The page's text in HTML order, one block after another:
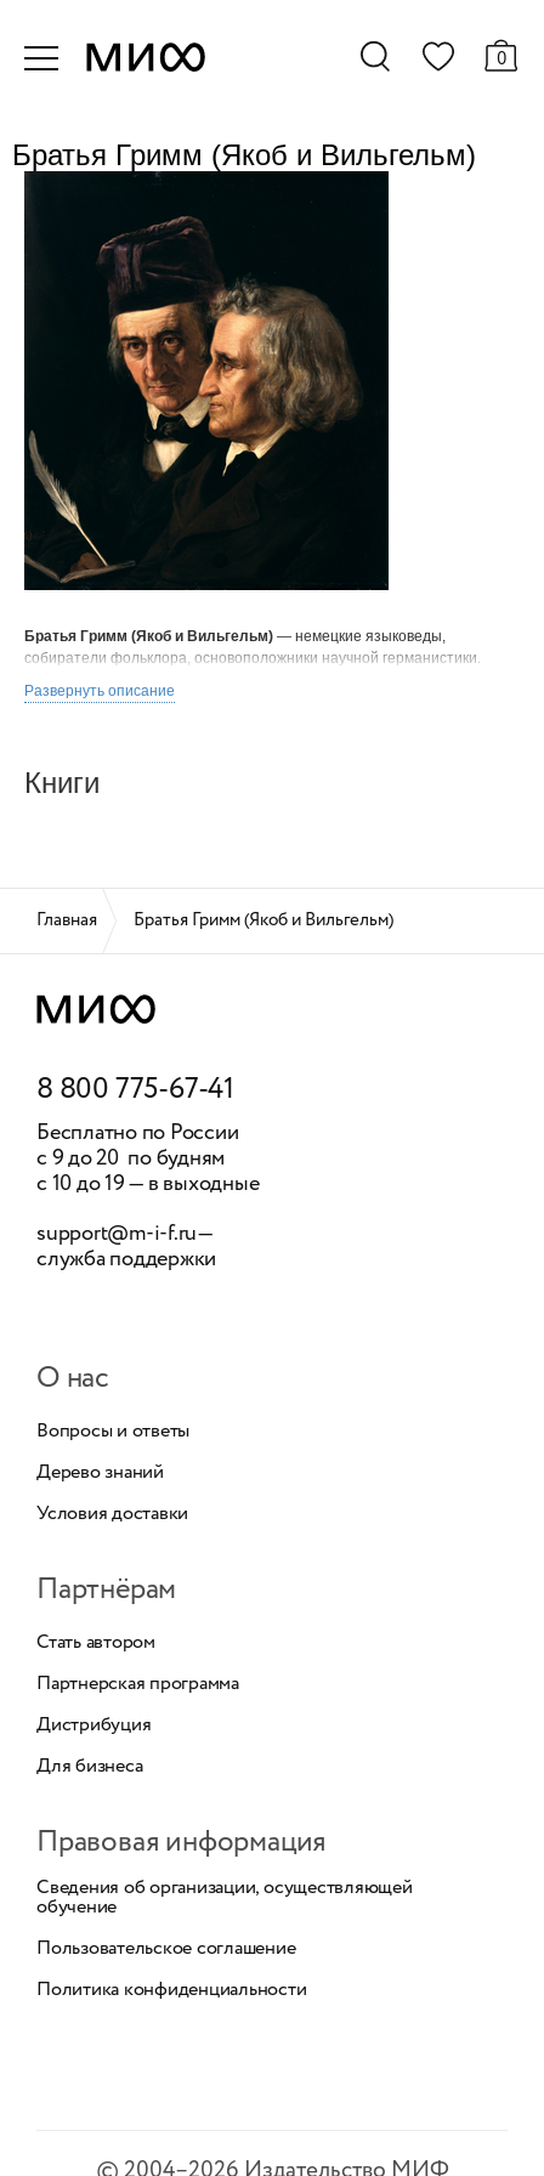
0
Братья Гримм (Якоб и Вильгельм)
Братья Гримм (Якоб и Вильгельм) — немецкие языковеды,
собиратели фольклора, основоположники научной германистики.
Развернуть описание
Книги
Главная Братья Гримм (Якоб и Вильгельм)
8 800 775-67-41
Бесплатно по России
с 9 до 20 по будням
с 10 до 19 — в выходные
support@m-i-f.ru—
служба поддержки
О нас
Вопросы и ответы
Дерево знаний
Условия доставки
Партнёрам
Стать автором
Партнерская программа
Дистрибуция
Для бизнеса
Правовая информация
Сведения об организации, осуществляющей
обучение
Пользовательское соглашение
Политика конфиденциальности